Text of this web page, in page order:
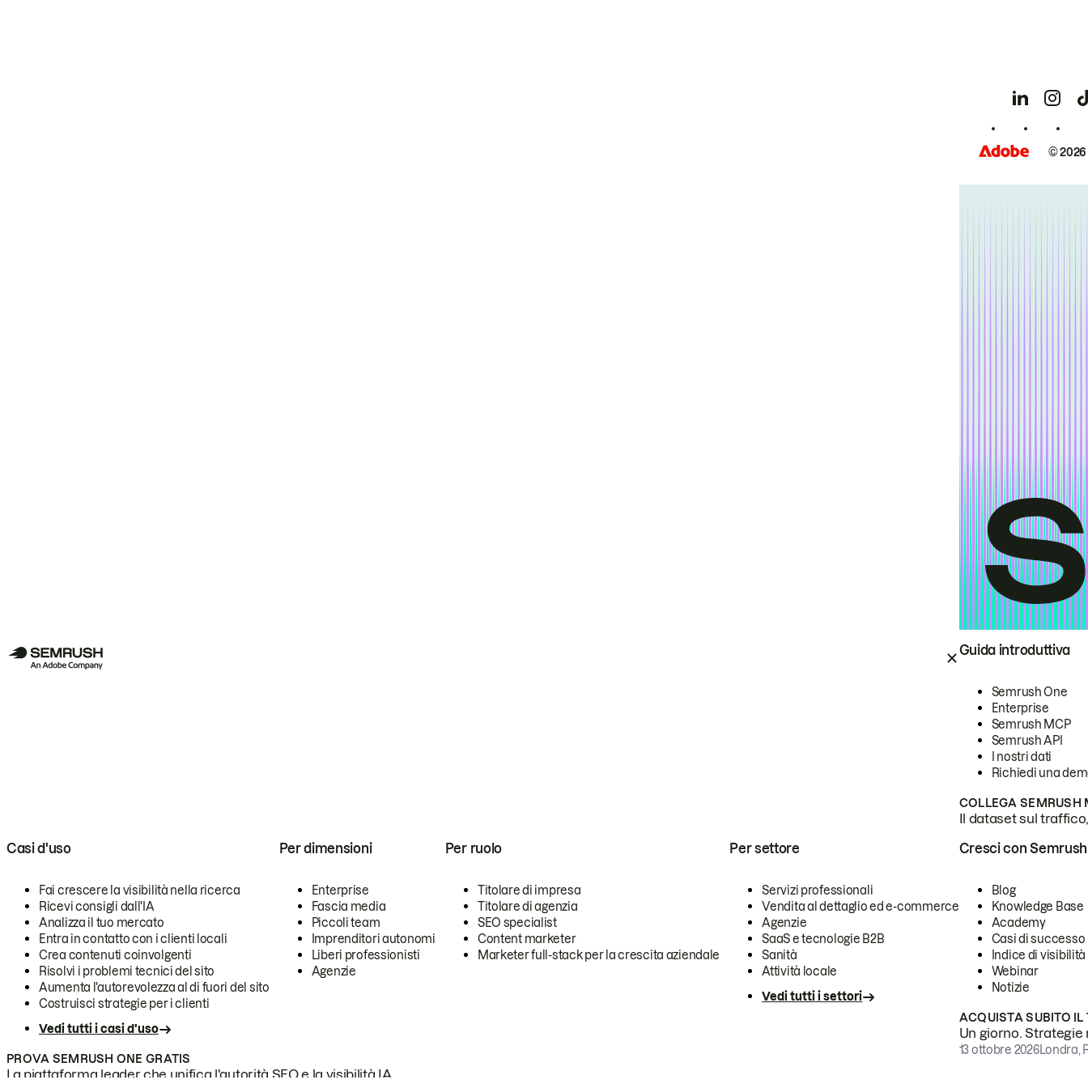
Guida introduttiva
Semrush One
Enterprise
Semrush MCP
Semrush API
I nostri dati
Richiedi una
COLLEGA SEMRUSH
Il dataset sul
Casi d'uso
Fai crescere la visibilità nella ricerca
Ricevi consigli dall'IA
Analizza il tuo mercato
Entra in contatto con i clienti locali
Crea contenuti coinvolgenti
Risolvi i problemi tecnici del sito
Aumenta l'autorevolezza al di fuori del sito
Costruisci strategie per i clienti
Vedi tutti i casi d'uso
Per dimensioni
Enterprise
Fascia media
Piccoli team
Imprenditori autonomi
Liberi professionisti
Agenzie
Per ruolo
Titolare di impresa
Titolare di agenzia
SEO specialist
Content marketer
Marketer full-stack per la crescita aziendale
Per settore
Servizi professionali
Vendita al dettaglio ed e-commerce
Agenzie
SaaS e tecnologie B2B
Sanità
Attività locale
Vedi tutti i settori
PROVA SEMRUSH ONE GRATIS
La piattaforma leader che unifica l'autorità SEO e la visibilità IA.
Cresci con Semrush
Blog
Knowledge Base
Academy
Casi di successo
Indice di visibilità
Webinar
Notizie
ACQUISTA SUBITO IL
Un giorno.
13 ottobre 2026Londra,
©